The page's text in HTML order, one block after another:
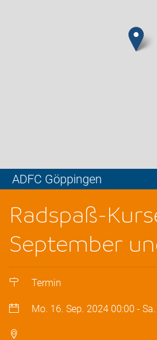
ADFC Göppingen
Radspaß-
September
Termin
Mo. 16. Sep. 2024 00:00 -